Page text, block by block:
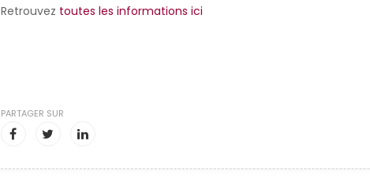
Retrouvez toutes les informations ici
PARTAGER SUR